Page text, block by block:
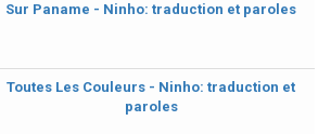
Sur Paname - Ninho: traduction et paroles
Toutes Les Couleurs - Ninho: traduction et
paroles